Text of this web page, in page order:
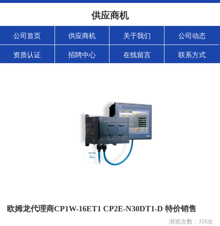
供应商机
公司首页 供应商机 关于我们 公司动态
资质认证 招聘中心 在线留言 联系方式
欧姆龙代理商CP1W-16ET1 CP2E-N30DT1-D 特价销售
浏览次数： 316次